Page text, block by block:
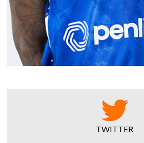
TWITTER